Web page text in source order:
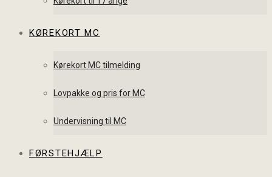
KØREKORT MC
Kørekort MC tilmelding
Lovpakke og pris for MC
Undervisning til MC
FØRSTEHJÆLP